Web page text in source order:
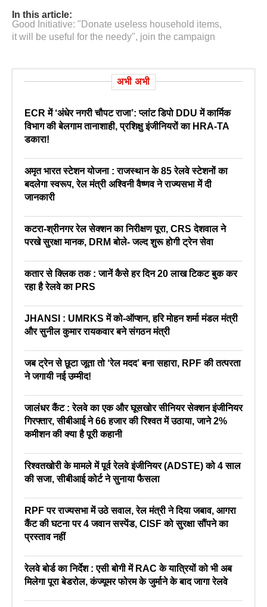
In this article:
Good Initiative: "Donate useless household items,
it will be useful for the needy", join the campaign
अभी अभी
ECR में ‘अंधेर नगरी चौपट राजा’: प्लांट डिपो DDU में कार्मिक
विभाग की बेलगाम तानाशाही, प्रशिक्षु इंजीनियरों का HRA-TA
डकारा!
अमृत भारत स्टेशन योजना : राजस्थान के 85 रेलवे स्टेशनों का
बदलेगा स्वरूप, रेल मंत्री अश्विनी वैष्णव ने राज्यसभा में दी
जानकारी
कटरा-श्रीनगर रेल सेक्शन का निरीक्षण पूरा, CRS देशवाल ने
परखे सुरक्षा मानक, DRM बोले- जल्द शुरू होगी ट्रेन सेवा
कतार से क्लिक तक : जानें कैसे हर दिन 20 लाख टिकट बुक कर
रहा है रेलवे का PRS
JHANSI : UMRKS में को-ऑप्शन, हरि मोहन शर्मा मंडल मंत्री
और सुनील कुमार रायकवार बने संगठन मंत्री
जब ट्रेन से छूटा जूता तो ‘रेल मदद’ बना सहारा, RPF की तत्परता
ने जगायी नई उम्मीद!
जालंधर कैंट : रेलवे का एक और घूसखोर सीनियर सेक्शन इंजीनियर
गिरफ्तार, सीबीआई ने 66 हजार की रिश्वत में उठाया, जाने 2%
कमीशन की क्या है पूरी कहानी
रिश्वतखोरी के मामले में पूर्व रेलवे इंजीनियर (ADSTE) को 4 साल
की सजा, सीबीआई कोर्ट ने सुनाया फैसला
RPF पर राज्यसभा में उठे सवाल, रेल मंत्री ने दिया जबाव, आगरा
कैंट की घटना पर 4 जवान सस्पेंड, CISF को सुरक्षा सौंपने का
प्रस्ताव नहीं
रेलवे बोर्ड का निर्देश : एसी बोगी में RAC के यात्रियों को भी अब
मिलेगा पूरा बेडरोल, कंज्यूमर फोरम के जुर्माने के बाद जागा रेलवे